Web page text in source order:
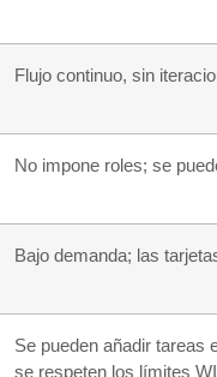
Flujo continuo, sin
No impone roles; se
Bajo demanda; las
Se pueden añadir tareas
se respeten los límites